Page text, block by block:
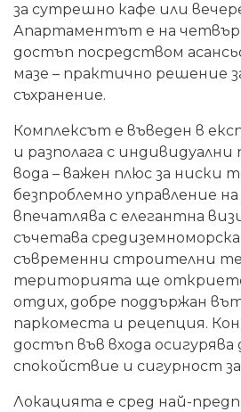
за сутрешно кафе или
Апартаментът е на
достъп посредством
мазе – практично решение
съхранение.
Комплексът е въведен в
и разполага с
вода – важен плюс за ниски
безпроблемно управление
впечатлява с елегантна
съчетава
съвременни строителни
територията ще откриете
отдих, добре поддържан
паркоместа и рецепция.
достъп във входа
спокойствие и сигурност
Локацията е сред най-